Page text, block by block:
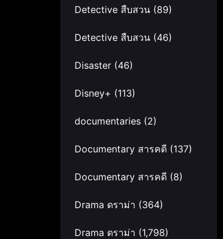
Detective สืบสวน (89)
Detective สืบสวน (46)
Disaster (46)
Disney+ (113)
documentaries (2)
Documentary สารคดี (137)
Documentary สารคดี (8)
Drama ดราม่า (364)
Drama ดราม่า (1,798)